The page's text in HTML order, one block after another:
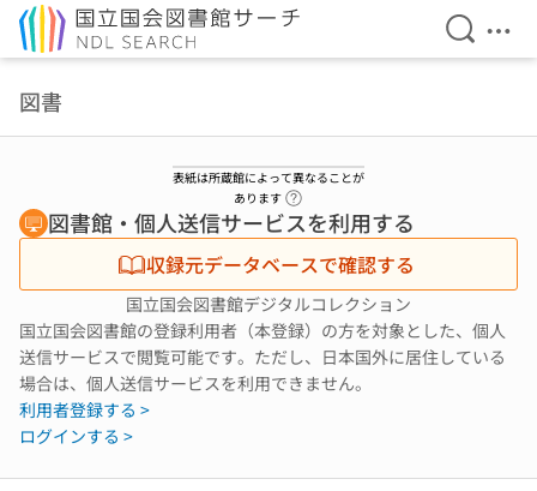
検索を
メ
図書
表紙は所蔵館によって異なることが
あります
図書館・個人送信サービスを利用する
収録元データベースで確認する
国立国会図書館デジタルコレクション
国立国会図書館の登録利用者（本登録）の方を対象とした、個人
送信サービスで閲覧可能です。ただし、日本国外に居住している
場合は、個人送信サービスを利用できません。
利用者登録する >
ログインする >